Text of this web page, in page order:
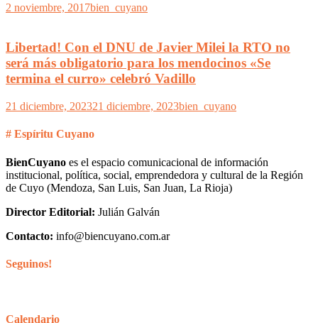
2 noviembre, 2017bien_cuyano
Libertad! Con el DNU de Javier Milei la RTO no
será más obligatorio para los mendocinos «Se
termina el curro» celebró Vadillo
21 diciembre, 202321 diciembre, 2023bien_cuyano
# Espíritu Cuyano
BienCuyano es el espacio comunicacional de información
institucional, política, social, emprendedora y cultural de la Región
de Cuyo (Mendoza, San Luis, San Juan, La Rioja)
Director Editorial: Julián Galván
Contacto: info@biencuyano.com.ar
Seguinos!
Calendario